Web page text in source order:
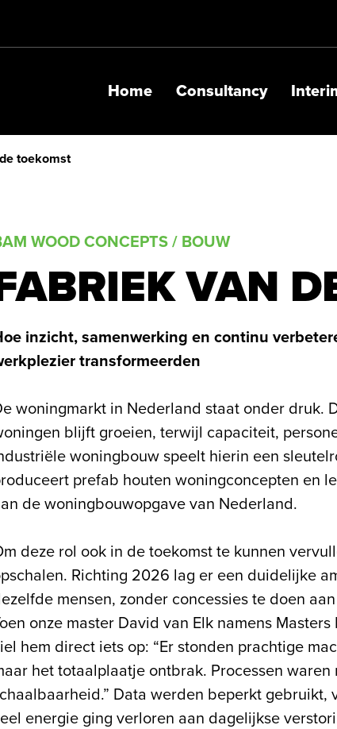
Home Consultancy
toekomst
WOOD CONCEPTS / BOUW
VAN
inzicht, samenwerking en continu
transformeerden
woningmarkt in Nederland staat onder druk.
blijft groeien, terwijl capaciteit,
woningbouw speelt hierin een
prefab houten woningconcepten en
de woningbouwopgave van Nederland.
deze rol ook in de toekomst te kunnen
Richting 2026 lag er een duidelijke
mensen, zonder concessies te doen
onze master David van Elk namens
hem direct iets op: “Er stonden prachtige
het totaalplaatje ontbrak. Processen
Data werden beperkt
energie ging verloren aan dagelijkse